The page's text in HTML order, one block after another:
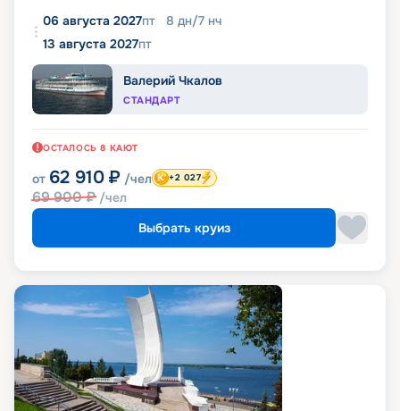
06 августа 2027пт 8 дн/7 нч
13 августа 2027пт
Валерий Чкалов
СТАНДАРТ
ОСТАЛОСЬ 8 КАЮТ
от 62 910 ₽ /чел
69 900₽ /чел
+2 027
Выбрать круиз